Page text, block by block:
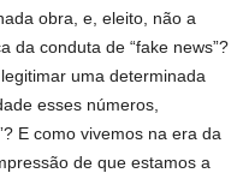
obra, e, eleito, não a
da conduta de “fake news”?
uma determinada
esses números,
E como vivemos na era da
de que estamos a